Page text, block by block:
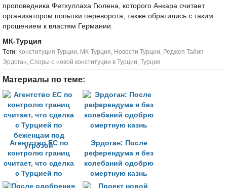
проповедника Фетхуллаха Гюлена, которого Анкара считает
организатором попытки переворота, также обратились с таким
прошением к властям Германии.
МК-Турция
Tеги: Конституция Турции, МК-Турция, Новости Турции, Реджеп Тайип
Эрдоган, Споры о новой конституции в Турции, Турция
Материалы по теме:
Агентство ЕС по
контролю границ
считает, что сделка
с Турцией по
беженцам под
Эрдоган: После
референдума я без
колебаний одобрю
смертную казнь